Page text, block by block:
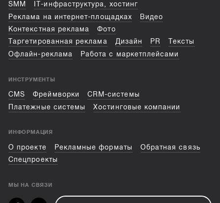
SMM
IT-инфраструктура, хостинг
Реклама на интернет-площадках
Видео
Контекстная реклама
Фото
Таргетированная реклама
Дизайн PR
Тексты
Офлайн-реклама
Работа с маркетплейсами
ИНСТРУМЕНТЫ
CMS Фреймворки
CRM-системы
Платежные системы
Хостинговые компании
ИНФОРМАЦИЯ
О проекте Рекламные форматы
Обратная связь
Спецпроекты
МЫ НА СВЯЗИ